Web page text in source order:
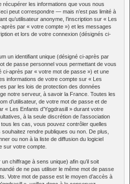
récupérer les informations que vous nous
peut correspondre — mais n’est pas limité à
qu’utilisateur anonyme, l’inscription sur « Les
après par « votre compte ») et les messages
et lors de votre connexion (désignés ci-
un identifiant unique (désigné ci-après par
de passe personnel vous permettant de vous
ci-après par « votre mot de passe ») et une
informations de votre compte sur « Les
par les lois de protection des données
notre serveur, à savoir la France. Toutes les
d’utilisateur, de votre mot de passe et de
« Les Enfants d’Yggdrasill » durant votre
à la seule discrétion de l’association
les cas, vous pouvez contrôler quelles
rendre publiques ou non. De plus,
ou non à la liste de diffusion du logiciel
sur votre compte.
chiffrage à sens unique) afin qu’il soit
de ne pas utiliser le même mot de passe
Votre mot de passe est le moyen d’accès à